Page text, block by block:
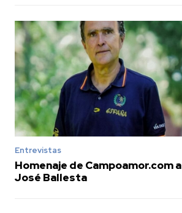
Entrevistas
Homenaje de Campoamor.com a
José Ballesta